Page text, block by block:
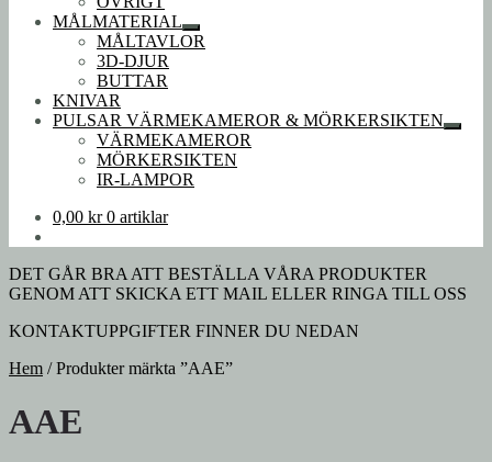
MÅLMATERIAL
Expandera
undermeny
MÅLTAVLOR
3D-DJUR
BUTTAR
KNIVAR
PULSAR VÄRMEKAMEROR & MÖRKERSIKTEN
VÄRMEKAMEROR
MÖRKERSIKTEN
IR-LAMPOR
0,00 kr 0 artiklar
DET GÅR BRA ATT BESTÄLLA VÅRA PRODUKTER
GENOM ATT SKICKA ETT MAIL ELLER RINGA TILL OSS
KONTAKTUPPGIFTER FINNER DU NEDAN
Hem /Produkter märkta ”AAE”
AAE